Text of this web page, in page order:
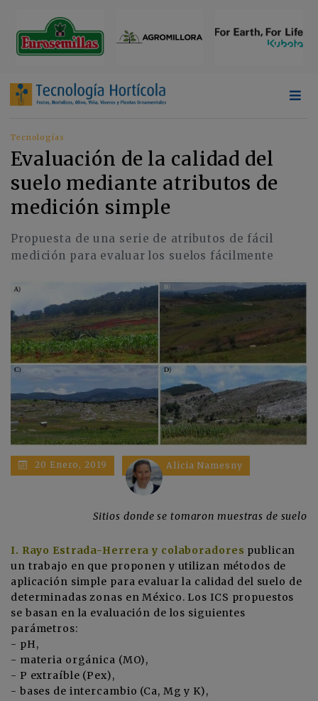
Tecnologías
Evaluación de la calidad del
suelo mediante atributos de
medición simple
Propuesta de una serie de atributos de fácil
medición para evaluar los suelos fácilmente
20 Enero, 2019 Alicia Namesny
Sitios donde se tomaron muestras de suelo
I. Rayo Estrada-Herrera y colaboradores publican
un trabajo en que proponen y utilizan métodos de
aplicación simple para evaluar la calidad del suelo de
determinadas zonas en México. Los ICS propuestos
se basan en la evaluación de los siguientes
parámetros:
- pH,
- materia orgánica (MO),
- P extraíble (Pex),
- bases de intercambio (Ca, Mg y K),